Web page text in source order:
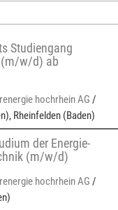
Studiengang
(m/w/d) ab
hochrhein AG /
Rheinfelden (Baden)
der Energie-
(m/w/d)
hochrhein AG /